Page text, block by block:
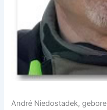
André Niedostadek,